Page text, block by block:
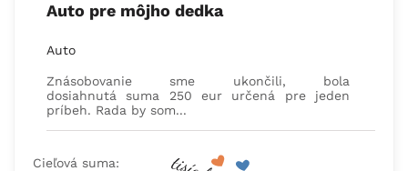
Auto pre môjho dedka
Auto
Znásobovanie sme ukončili, bola
dosiahnutá suma 250 eur určená pre jeden
príbeh. Rada by som...
Cieľová suma: